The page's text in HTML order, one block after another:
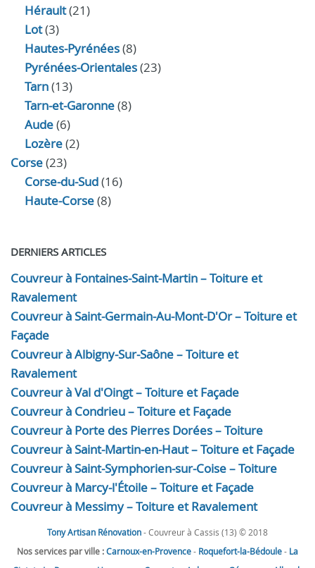
Hérault(21)
Lot(3)
Hautes-Pyrénées(8)
Pyrénées-Orientales(23)
Tarn(13)
Tarn-et-Garonne(8)
Aude(6)
Lozère(2)
Corse(23)
Corse-du-Sud(16)
Haute-Corse(8)
DERNIERS ARTICLES
Couvreur à Fontaines-Saint-Martin – Toiture et
Ravalement
Couvreur à Saint-Germain-Au-Mont-D'Or – Toiture et
Façade
Couvreur à Albigny-Sur-Saône – Toiture et
Ravalement
Couvreur à Val d'Oingt – Toiture et Façade
Couvreur à Condrieu – Toiture et Façade
Couvreur à Porte des Pierres Dorées – Toiture
Couvreur à Saint-Martin-en-Haut – Toiture et Façade
Couvreur à Saint-Symphorien-sur-Coise – Toiture
Couvreur à Marcy-l'Étoile – Toiture et Façade
Couvreur à Messimy – Toiture et Ravalement
Tony Artisan Rénovation- Couvreur à Cassis (13) © 2018
Nos services par ville :Carnoux-en-Provence- Roquefort-la-Bédoule- La